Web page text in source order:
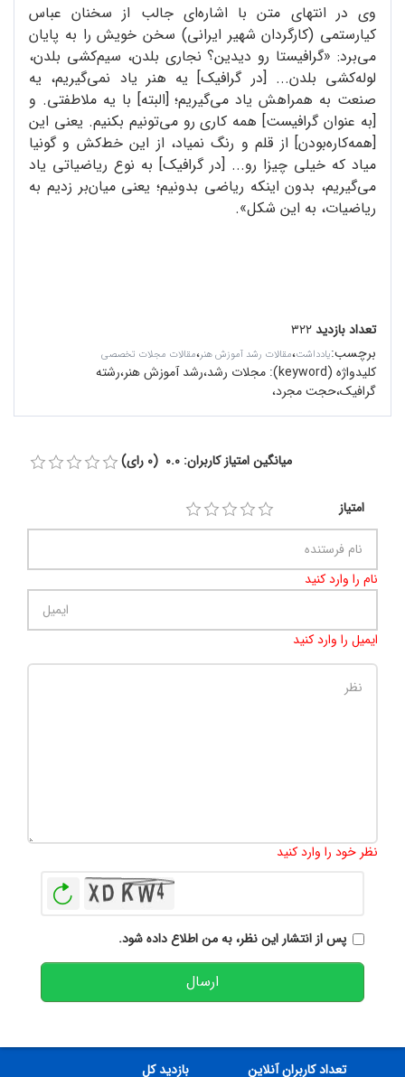
وی در انتهای متن با اشاره‌ای جالب از سخنان عباس
کیارستمی (کارگردان شهیر ایرانی) سخن خویش را به پایان
می‌برد: «گرافیستا رو دیدین؟ نجاری بلدن، سیم‌کشی بلدن،
لوله‌کشی بلدن... [در گرافیک] یه هنر یاد نمی‌گیریم، یه
صنعت به همراهش یاد می‌گیریم؛ [البته] با یه ملاطفتی. و
[به عنوان گرافیست] همه کاری رو می‌تونیم بکنیم. یعنی این
[همه‌کاره‌بودن] از قلم و رنگ نمیاد، از این خط‌کش و گونیا
میاد که خیلی چیزا رو... [در گرافیک] به نوع ریاضیاتی یاد
می‌گیریم، بدون اینکه ریاضی بدونیم؛ یعنی میان‌بر زدیم به
ریاضیات، به این شکل».
تعداد بازدید۳۲۲
برچسب:یادداشت،مقالات رشد آموزش هنر،مقالات مجلات تخصصی
کلیدواژه (keyword):
مجلات رشد،رشد آموزش هنر،رشته
گرافیک،حجت مجرد،
میانگین امتیاز کاربران: 0.0 (0 رای)
امتیاز
نام را وارد کنید
ایمیل را وارد کنید
نظر خود را وارد کنید
پس از انتشار این نظر، به من اطلاع داده شود.
ارسال
تعداد کاربران آنلاین بازدید کل